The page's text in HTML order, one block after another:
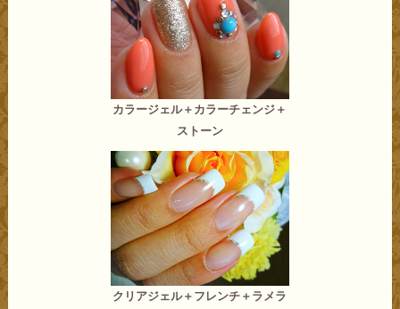
カラージェル＋カラーチェンジ＋
ストーン
クリアジェル＋フレンチ＋ラメラ